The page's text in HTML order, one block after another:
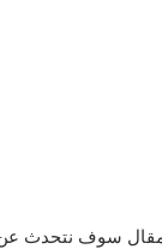
سوف نتحدث عن